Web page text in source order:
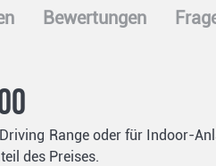
Bewertungen
Range oder für Indoor-
des Preises.